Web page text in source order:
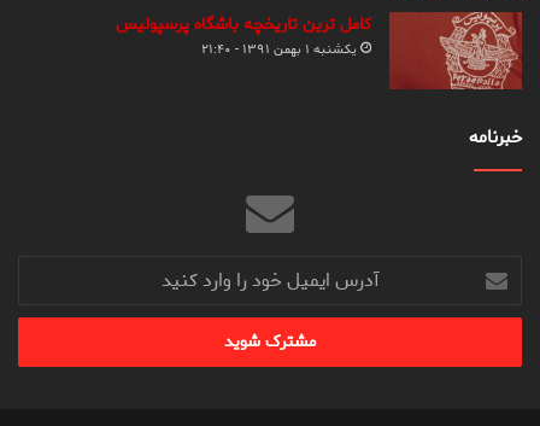
کامل ترین تاریخچه باشگاه پرسپولیس
یکشنبه ۱ بهمن ۱۳۹۱ - ۲۱:۴۰
خبرنامه
آدرس
ایمیل
خود
وارد